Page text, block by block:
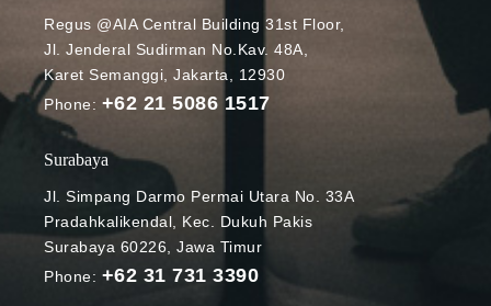
Regus @AIA Central Building 31st Floor,
Jl. Jenderal Sudirman No.Kav. 48A,
Karet Semanggi, Jakarta, 12930
Phone: +62 21 5086 1517
Surabaya
Jl. Simpang Darmo Permai Utara No. 33A
Pradahkalikendal, Kec. Dukuh Pakis
Surabaya 60226, Jawa Timur
Phone: +62 31 731 3390